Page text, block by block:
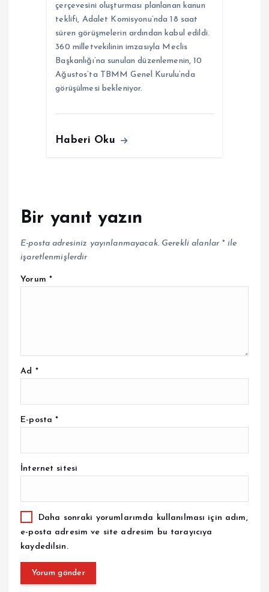
çerçevesini oluşturması planlanan kanun
teklifi, Adalet Komisyonu’nda 18 saat
süren görüşmelerin ardından kabul edildi.
360 milletvekilinin imzasıyla Meclis
Başkanlığı’na sunulan düzenlemenin, 10
Ağustos’ta TBMM Genel Kurulu’nda
görüşülmesi bekleniyor.
Haberi Oku
Bir yanıt yazın
E-posta adresiniz yayınlanmayacak. Gerekli alanlar *ile
işaretlenmişlerdir
Yorum *
Ad *
E-posta*
İnternet sitesi
Daha sonraki yorumlarımda kullanılması için adım,
e-posta adresim ve site adresim bu tarayıcıya
kaydedilsin.